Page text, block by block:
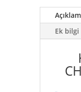
Ek bilgi